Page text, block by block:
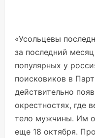
«Усольцевы
за последний
популярных у
поисковиков в
действительно
окрестностях, где
тело мужчины. Им
еще 18 октября.